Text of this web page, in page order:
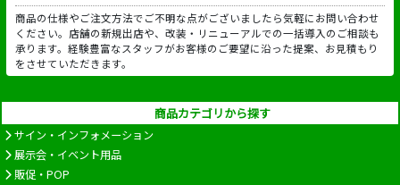
商品の仕様やご注文方法でご不明な点がございましたら気軽にお問い合わせ
ください。店舗の新規出店や、改装・リニューアルでの一括導入のご相談も
承ります。経験豊富なスタッフがお客様のご要望に沿った提案、お見積もり
をさせていただきます。
商品カテゴリから探す
サイン・インフォメーション
展示会・イベント用品
販促・POP